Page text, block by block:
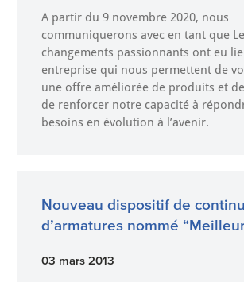
A partir du 9 novembre 2020, nous
communiquerons avec en tant que
changements passionnants ont eu
entreprise qui nous permettent de
une offre améliorée de produits et
de renforcer notre capacité à
besoins en évolution à l’avenir.
Nouveau dispositif de
d’armatures nommé
03 mars 2013